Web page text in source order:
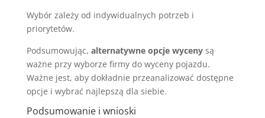
Wybór zależy od indywidualnych potrzeb i
priorytetów.
Podsumowując, alternatywne opcje wycenysą
ważne przy wyborze firmy do wyceny pojazdu.
Ważne jest, aby dokładnie przeanalizować dostępne
opcje i wybrać najlepszą dla siebie.
Podsumowanie i wnioski